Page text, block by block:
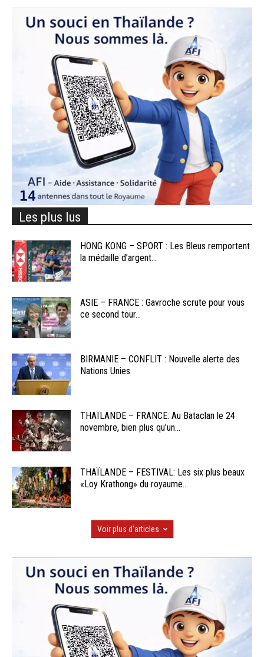
Les plus lus
HONG KONG – SPORT : Les Bleus remportent
la médaille d’argent...
ASIE – FRANCE : Gavroche scrute pour vous
ce second tour...
BIRMANIE – CONFLIT : Nouvelle alerte des
Nations Unies
THAÏLANDE – FRANCE: Au Bataclan le 24
novembre, bien plus qu’un...
THAÏLANDE – FESTIVAL: Les six plus beaux
«Loy Krathong» du royaume...
Voir plus d'articles